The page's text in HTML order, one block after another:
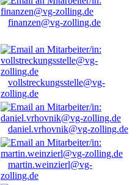
finanzen@vg-zolling.de
vollstreckungsstelle@vg-
zolling.de
daniel.vrhovnik@vg-zolling.de
martin.weinzierl@vg-
zolling.de